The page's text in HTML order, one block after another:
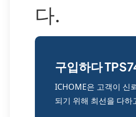
다.
구입하다
ICHOME은 고객이 신
되기 위해 최선을 다하